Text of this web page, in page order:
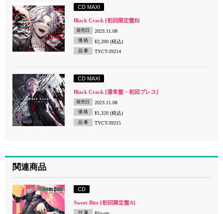
CD MAXI
Black Crack [初回限定盤B]
発売日 2023.11.08
価 格 ¥2,200 (税込)
品 番 TYCT-39214
CD MAXI
Black Crack [通常盤・初回プレス]
発売日 2023.11.08
価 格 ¥1,320 (税込)
品 番 TYCT-39215
関連商品
CD
Sweet Bite [初回限定盤A]
付 属